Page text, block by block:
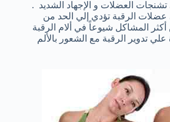
العضلات و الإجهاد الشديد .
الرقبة تؤدي إلي الحد من
المشاكل شيوعاً في ألام الرقبة
تدوير الرقبة مع الشعور بالألم